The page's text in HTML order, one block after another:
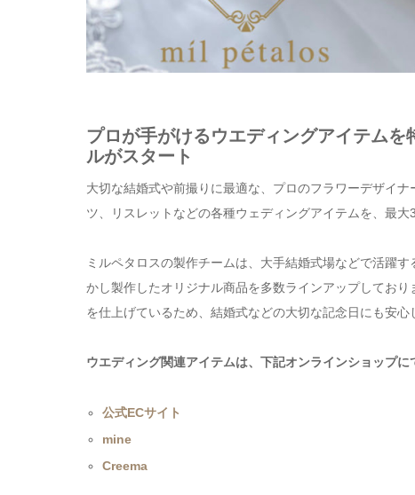
プロが手がけるウエディングアイテム
ルがスタート
大切な結婚式や前撮りに最適な、プロのフラワーデザイ
ツ、リスレットなどの各種ウェディングアイテムを、最大
ミルペタロスの製作チームは、大手結婚式場などで活躍
かし製作したオリジナル商品を多数ラインアップしてお
を仕上げているため、結婚式などの大切な記念日にも安心
ウエディング関連アイテムは、下記オンラインショップに
公式ECサイト
mine
Creema